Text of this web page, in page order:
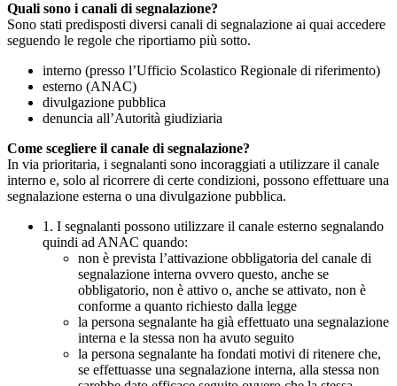
Quali sono i canali di segnalazione?
Sono stati predisposti diversi canali di segnalazione ai quai accedere
seguendo le regole che riportiamo più sotto.
interno (presso l’Ufficio Scolastico Regionale di riferimento)
esterno (ANAC)
divulgazione pubblica
denuncia all’Autorità giudiziaria
Come scegliere il canale di segnalazione?
In via prioritaria, i segnalanti sono incoraggiati a utilizzare il canale
interno e, solo al ricorrere di certe condizioni, possono effettuare una
segnalazione esterna o una divulgazione pubblica.
1. I segnalanti possono utilizzare il canale esterno segnalando
quindi ad ANAC quando:
non è prevista l’attivazione obbligatoria del canale di
segnalazione interna ovvero questo, anche se
obbligatorio, non è attivo o, anche se attivato, non è
conforme a quanto richiesto dalla legge
la persona segnalante ha già effettuato una segnalazione
interna e la stessa non ha avuto seguito
la persona segnalante ha fondati motivi di ritenere che,
se effettuasse una segnalazione interna, alla stessa non